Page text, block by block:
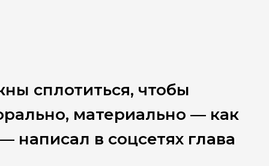
сплотиться, чтобы
материально — как
написал в соцсетях глава